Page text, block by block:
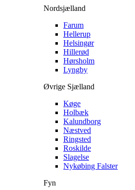
Nordsjælland
Farum
Hellerup
Helsingør
Hillerød
Hørsholm
Lyngby
Øvrige Sjælland
Køge
Holbæk
Kalundborg
Næstved
Ringsted
Roskilde
Slagelse
Nykøbing Falster
Fyn